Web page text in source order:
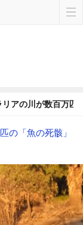
アの川が数百万匹
の「魚の死骸」